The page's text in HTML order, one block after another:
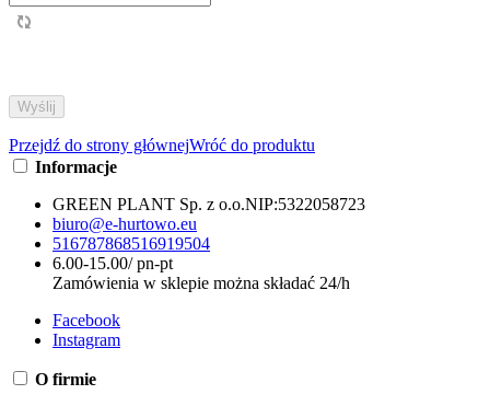
Przejdź do strony głównejWróć do produktu
Informacje
GREEN PLANT Sp. z o.o.NIP:5322058723
biuro@e-hurtowo.eu
516787868516919504
6.00-15.00/ pn-pt
Zamówienia w sklepie można składać 24/h
Facebook
Instagram
O firmie